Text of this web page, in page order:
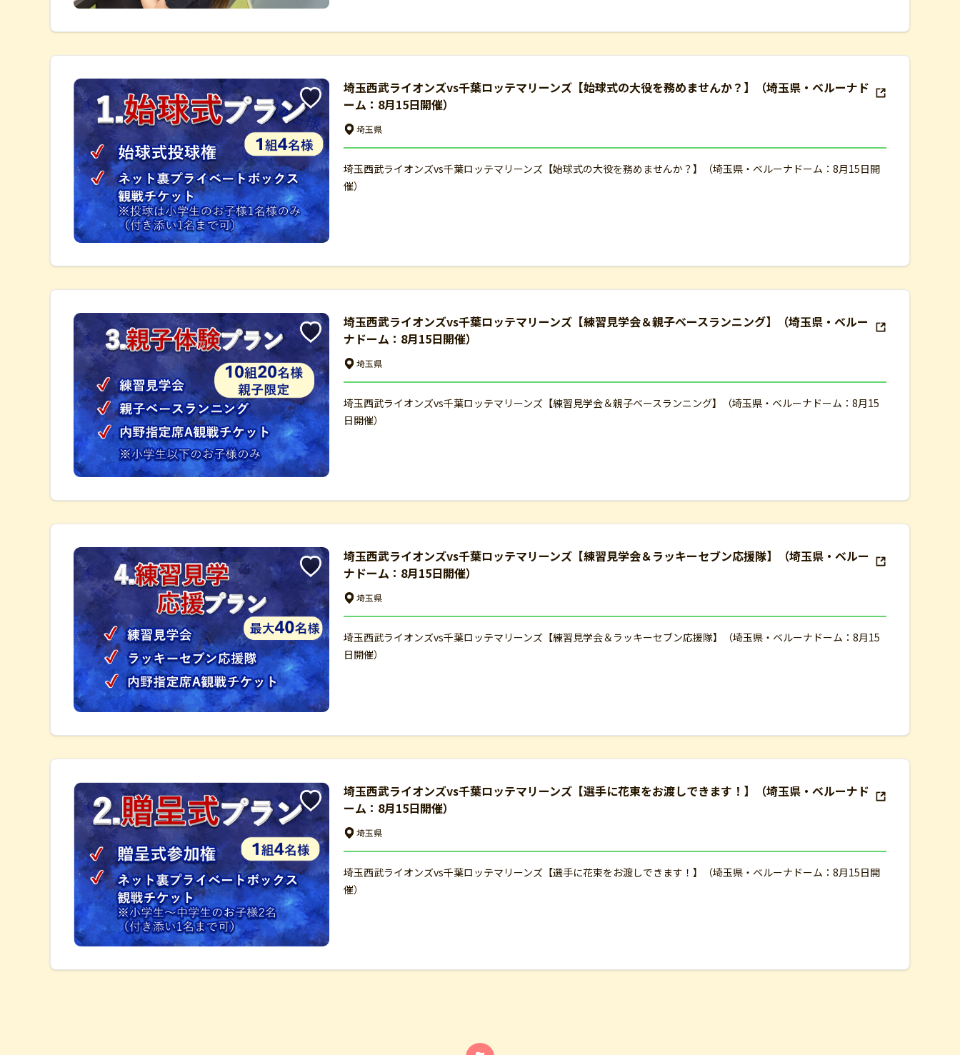
埼玉西武ライオンズvs千葉ロッテマリーンズ【始球式の大役を務めませんか？】（埼玉県・ベルーナド
ーム：8月15日開催）
埼玉県
埼玉西武ライオンズvs千葉ロッテマリーンズ【始球式の大役を務めませんか？】（埼玉県・ベルーナドーム：8月15日開
催）
埼玉西武ライオンズvs千葉ロッテマリーンズ【練習見学会＆親子ベースランニング】（埼玉県・ベルー
ナドーム：8月15日開催）
埼玉県
埼玉西武ライオンズvs千葉ロッテマリーンズ【練習見学会＆親子ベースランニング】（埼玉県・ベルーナドーム：8月15
日開催）
埼玉西武ライオンズvs千葉ロッテマリーンズ【練習見学会＆ラッキーセブン応援隊】（埼玉県・ベルー
ナドーム：8月15日開催）
埼玉県
埼玉西武ライオンズvs千葉ロッテマリーンズ【練習見学会＆ラッキーセブン応援隊】（埼玉県・ベルーナドーム：8月15
日開催）
埼玉西武ライオンズvs千葉ロッテマリーンズ【選手に花束をお渡しできます！】（埼玉県・ベルーナド
ーム：8月15日開催）
埼玉県
埼玉西武ライオンズvs千葉ロッテマリーンズ【選手に花束をお渡しできます！】（埼玉県・ベルーナドーム：8月15日開
催）